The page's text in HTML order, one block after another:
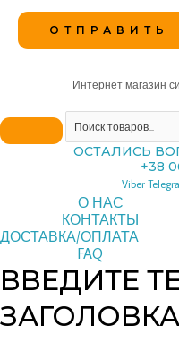
Интернет магазин
ОСТАЛИСЬ
+38
Viber
О НАС
КОНТАКТЫ
ДОСТАВКА/ОПЛАТА
FAQ
ВВЕДИТЕ
ЗАГОЛОВКА